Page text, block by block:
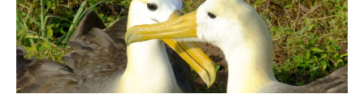
船内へようこそ
客船のご案内